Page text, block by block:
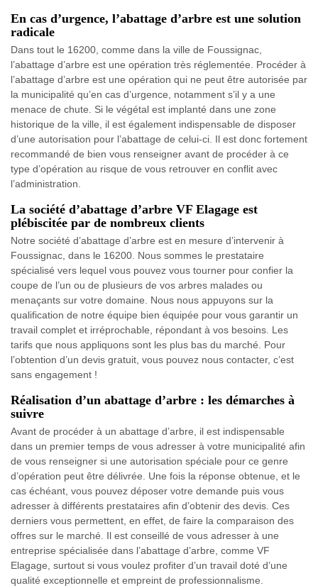
En cas d’urgence, l’abattage d’arbre est une solution
radicale
Dans tout le 16200, comme dans la ville de Foussignac,
l’abattage d’arbre est une opération très réglementée. Procéder à
l’abattage d’arbre est une opération qui ne peut être autorisée par
la municipalité qu’en cas d’urgence, notamment s’il y a une
menace de chute. Si le végétal est implanté dans une zone
historique de la ville, il est également indispensable de disposer
d’une autorisation pour l’abattage de celui-ci. Il est donc fortement
recommandé de bien vous renseigner avant de procéder à ce
type d’opération au risque de vous retrouver en conflit avec
l’administration.
La société d’abattage d’arbre VF Elagage est
plébiscitée par de nombreux clients
Notre société d’abattage d’arbre est en mesure d’intervenir à
Foussignac, dans le 16200. Nous sommes le prestataire
spécialisé vers lequel vous pouvez vous tourner pour confier la
coupe de l’un ou de plusieurs de vos arbres malades ou
menaçants sur votre domaine. Nous nous appuyons sur la
qualification de notre équipe bien équipée pour vous garantir un
travail complet et irréprochable, répondant à vos besoins. Les
tarifs que nous appliquons sont les plus bas du marché. Pour
l’obtention d’un devis gratuit, vous pouvez nous contacter, c’est
sans engagement !
Réalisation d’un abattage d’arbre : les démarches à
suivre
Avant de procéder à un abattage d’arbre, il est indispensable
dans un premier temps de vous adresser à votre municipalité afin
de vous renseigner si une autorisation spéciale pour ce genre
d’opération peut être délivrée. Une fois la réponse obtenue, et le
cas échéant, vous pouvez déposer votre demande puis vous
adresser à différents prestataires afin d’obtenir des devis. Ces
derniers vous permettent, en effet, de faire la comparaison des
offres sur le marché. Il est conseillé de vous adresser à une
entreprise spécialisée dans l’abattage d’arbre, comme VF
Elagage, surtout si vous voulez profiter d’un travail doté d’une
qualité exceptionnelle et empreint de professionnalisme.